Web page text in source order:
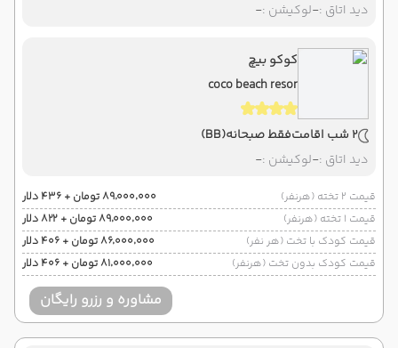
دید اتاق :-لوکیشن :-
کوکو بیچ
coco beach resor
2 شب اقامت فقط صبحانه(BB)
دید اتاق :-لوکیشن :-
قیمت 2 تخته (هرنفر)
۸۹٬۰۰۰٬۰۰۰ تومان + ۴۳۶ دلار
قیمت 1 تخته (هرنفر)
۸۹٬۰۰۰٬۰۰۰ تومان + ۸۲۲ دلار
قیمت کودک با تخت (هر نفر)
۸۶٬۰۰۰٬۰۰۰ تومان + ۴۰۶ دلار
قیمت کودک بدون تخت (هرنفر)
۸۱٬۰۰۰٬۰۰۰ تومان + ۴۰۶ دلار
مشاوره و رزرو رایگان